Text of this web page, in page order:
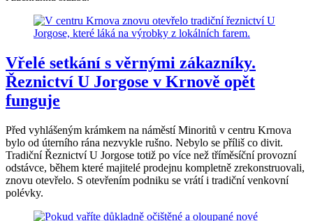
Vřelé setkání s věrnými zákazníky.
Řeznictví U Jorgose v Krnově opět
funguje
Před vyhlášeným krámkem na náměstí Minoritů v centru Krnova
bylo od úterního rána nezvykle rušno. Nebylo se příliš co divit.
Tradiční Řeznictví U Jorgose totiž po více než tříměsíční provozní
odstávce, během které majitelé prodejnu kompletně zrekonstruovali,
znovu otevřelo. S otevřením podniku se vrátí i tradiční venkovní
polévky.